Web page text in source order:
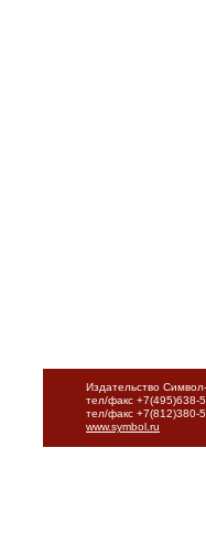
Издательство
тел/факс +7(495)638-
тел/факс +7(812)380-
www.symbol.ru